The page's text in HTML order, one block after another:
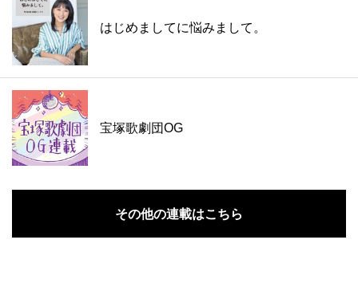
はじめましてに悩みまして。
宝塚歌劇団OG
その他の連載はこちら